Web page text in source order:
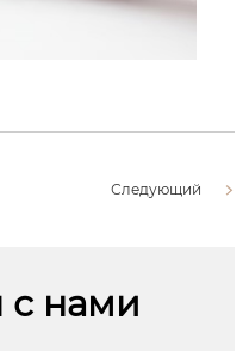
Следующий
с нами